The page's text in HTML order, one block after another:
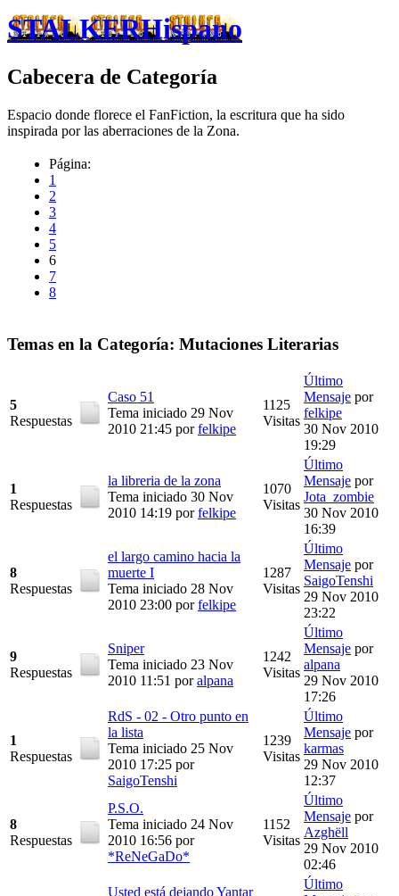
STALKERHispano
Cabecera de Categoría
Espacio donde florece el FanFiction, la escritura que ha sido
inspirada por las aberraciones de la Zona.
Página:
1
2
3
4
5
6
7
8
Temas en la Categoría: Mutaciones Literarias
5
Respuestas
Caso 51
Tema iniciado 29 Nov
2010 21:45 porfelkipe
1125
Visitas
Último
Mensaje por
felkipe
30 Nov 2010
19:29
1
Respuestas
la libreria de la zona
Tema iniciado 30 Nov
2010 14:19 porfelkipe
1070
Visitas
Último
Mensaje por
Jota_zombie
30 Nov 2010
16:39
8
Respuestas
el largo camino hacia la
muerte I
Tema iniciado 28 Nov
2010 23:00 porfelkipe
1287
Visitas
Último
Mensaje por
SaigoTenshi
29 Nov 2010
23:22
9
Respuestas
Sniper
Tema iniciado 23 Nov
2010 11:51 poralpana
1242
Visitas
Último
Mensaje por
alpana
29 Nov 2010
17:26
1
Respuestas
RdS - 02 - Otro punto en
la lista
Tema iniciado 25 Nov
2010 17:25 por
SaigoTenshi
1239
Visitas
Último
Mensaje por
karmas
29 Nov 2010
12:37
8
Respuestas
P.S.O.
Tema iniciado 24 Nov
2010 16:56 por
*ReNeGaDo*
1152
Visitas
Último
Mensaje por
Azghëll
29 Nov 2010
02:46
Usted está dejando Yantar
Último